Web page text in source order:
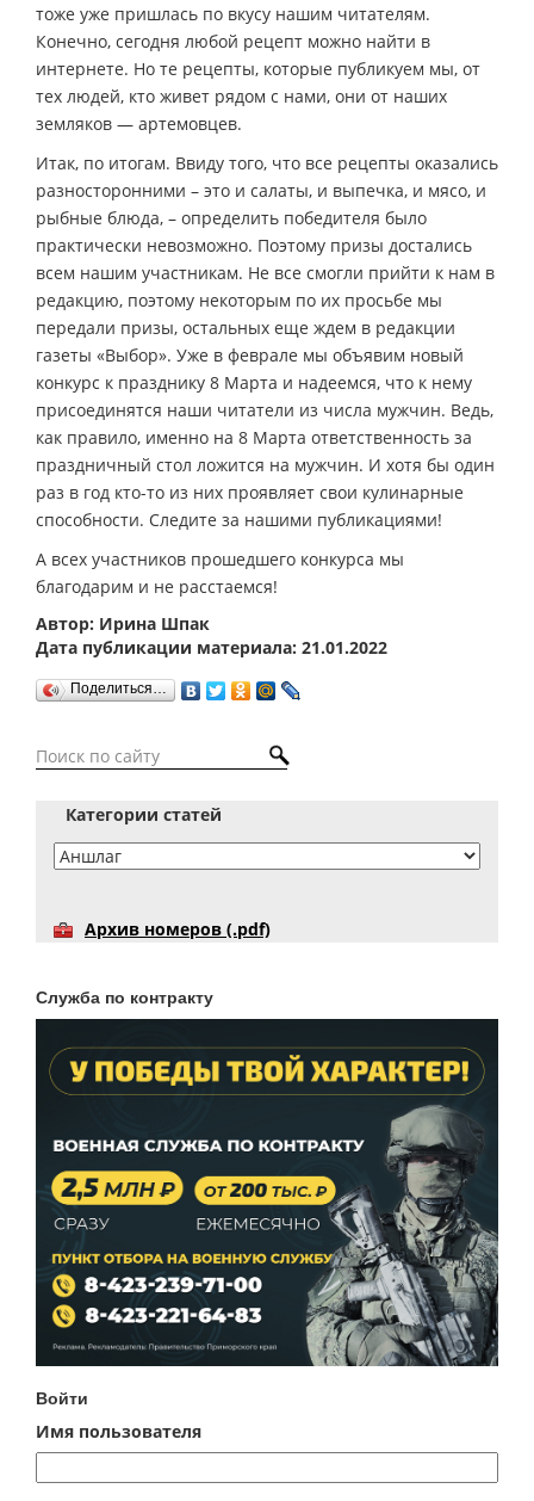
тоже уже пришлась по вкусу нашим читателям.
Конечно, сегодня любой рецепт можно найти в
интернете. Но те рецепты, которые публикуем мы, от
тех людей, кто живет рядом с нами, они от наших
земляков — артемовцев.
Итак, по итогам. Ввиду того, что все рецепты оказались
разносторонними – это и салаты, и выпечка, и мясо, и
рыбные блюда, – определить победителя было
практически невозможно. Поэтому призы достались
всем нашим участникам. Не все смогли прийти к нам в
редакцию, поэтому некоторым по их просьбе мы
передали призы, остальных еще ждем в редакции
газеты «Выбор». Уже в феврале мы объявим новый
конкурс к празднику 8 Марта и надеемся, что к нему
присоединятся наши читатели из числа мужчин. Ведь,
как правило, именно на 8 Марта ответственность за
праздничный стол ложится на мужчин. И хотя бы один
раз в год кто-то из них проявляет свои кулинарные
способности. Следите за нашими публикациями!
А всех участников прошедшего конкурса мы
благодарим и не расстаемся!
Автор: Ирина Шпак
Дата публикации материала: 21.01.2022
Поделиться…
Категории статей
Архив номеров (.pdf)
Служба по контракту
Войти
Имя пользователя